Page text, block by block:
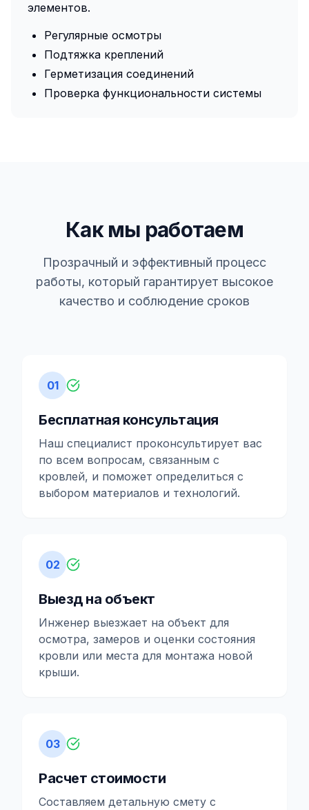
элементов.
Регулярные осмотры
Подтяжка креплений
Герметизация соединений
Проверка функциональности системы
Как мы работаем
Прозрачный и эффективный процесс
работы, который гарантирует высокое
качество и соблюдение сроков
01
Бесплатная консультация
Наш специалист проконсультирует вас
по всем вопросам, связанным с
кровлей, и поможет определиться с
выбором материалов и технологий.
02
Выезд на объект
Инженер выезжает на объект для
осмотра, замеров и оценки состояния
кровли или места для монтажа новой
крыши.
03
Расчет стоимости
Составляем детальную смету с